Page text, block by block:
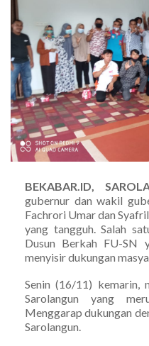
BEKABAR.ID,
gubernur dan wakil
Fachrori Umar dan
yang tangguh. Salah
Dusun Berkah FU-SN
menyisir dukungan
Senin (16/11) kemarin,
Sarolangun yang
Menggarap dukungan
Sarolangun.